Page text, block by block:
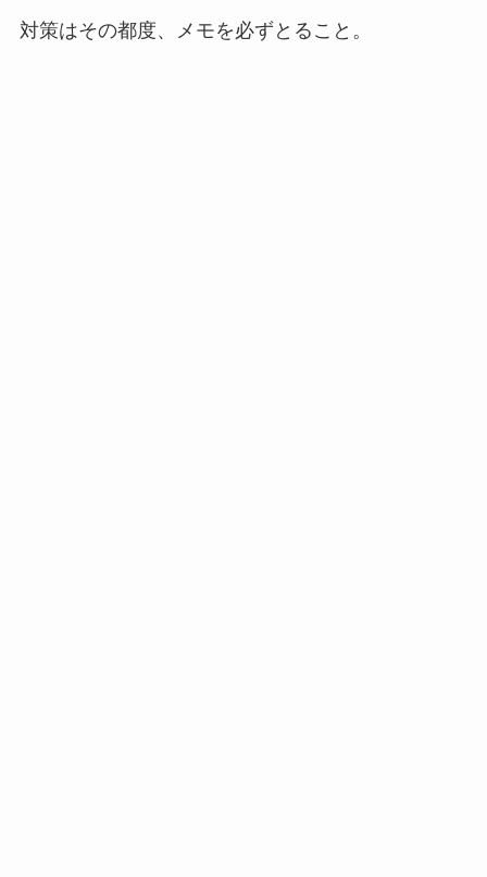
対策はその都度、メモを必ずとること。